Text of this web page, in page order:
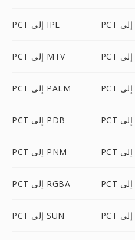
PCT إلى IPL
PCT إلى MTV
PCT إلى PALM
PCT إلى PDB
PCT إلى PNM
PCT إلى RGBA
PCT إلى SUN